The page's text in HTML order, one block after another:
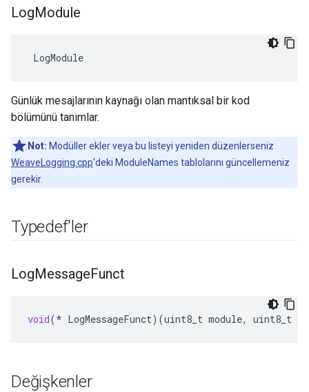
LogModule
LogModule
Günlük mesajlarının kaynağı olan mantıksal bir kod
bölümünü tanımlar.
Not: Modüller ekler veya bu listeyi yeniden düzenlerseniz
WeaveLogging.cpp'deki ModuleNames tablolarını güncellemeniz
gerekir.
Typedef'ler
LogMessageFunct
void(* LogMessageFunct)(uint8_t module, uint8_t
Değişkenler